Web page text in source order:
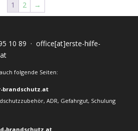
1 2 →
10 89 · office[at]erste-hilfe-
folgende Seiten:
brandschutz.at
ADR, Gefahrgut, Schulung
brandschutz.at